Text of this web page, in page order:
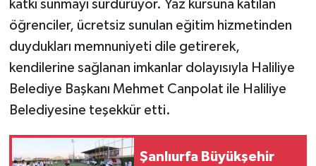
katkı sunmayı sürdürüyor. Yaz kursuna katılan
öğrenciler, ücretsiz sunulan eğitim hizmetinden
duydukları memnuniyeti dile getirerek,
kendilerine sağlanan imkanlar dolayısıyla Haliliye
Belediye Başkanı Mehmet Canpolat ile Haliliye
Belediyesine teşekkür etti.
Şanlıurfa Büyükşehir